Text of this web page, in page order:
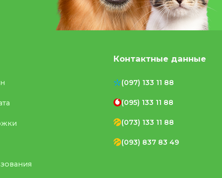
Контактные данные
(097) 133 11 88
(095) 133 11 88
(073) 133 11 88
(093) 837 83 49